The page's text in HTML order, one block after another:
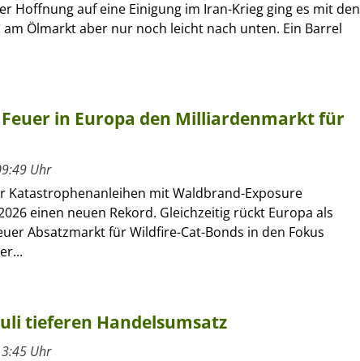
Hoffnung auf eine Einigung im Iran-Krieg ging es mit den
Ölmarkt aber nur noch leicht nach unten. Ein Barrel
in Europa den Milliardenmarkt für
Uhr
Katastrophenanleihen mit Waldbrand-Exposure
einen neuen Rekord. Gleichzeitig rückt Europa als
Absatzmarkt für Wildfire-Cat-Bonds in den Fokus
tieferen Handelsumsatz
Uhr